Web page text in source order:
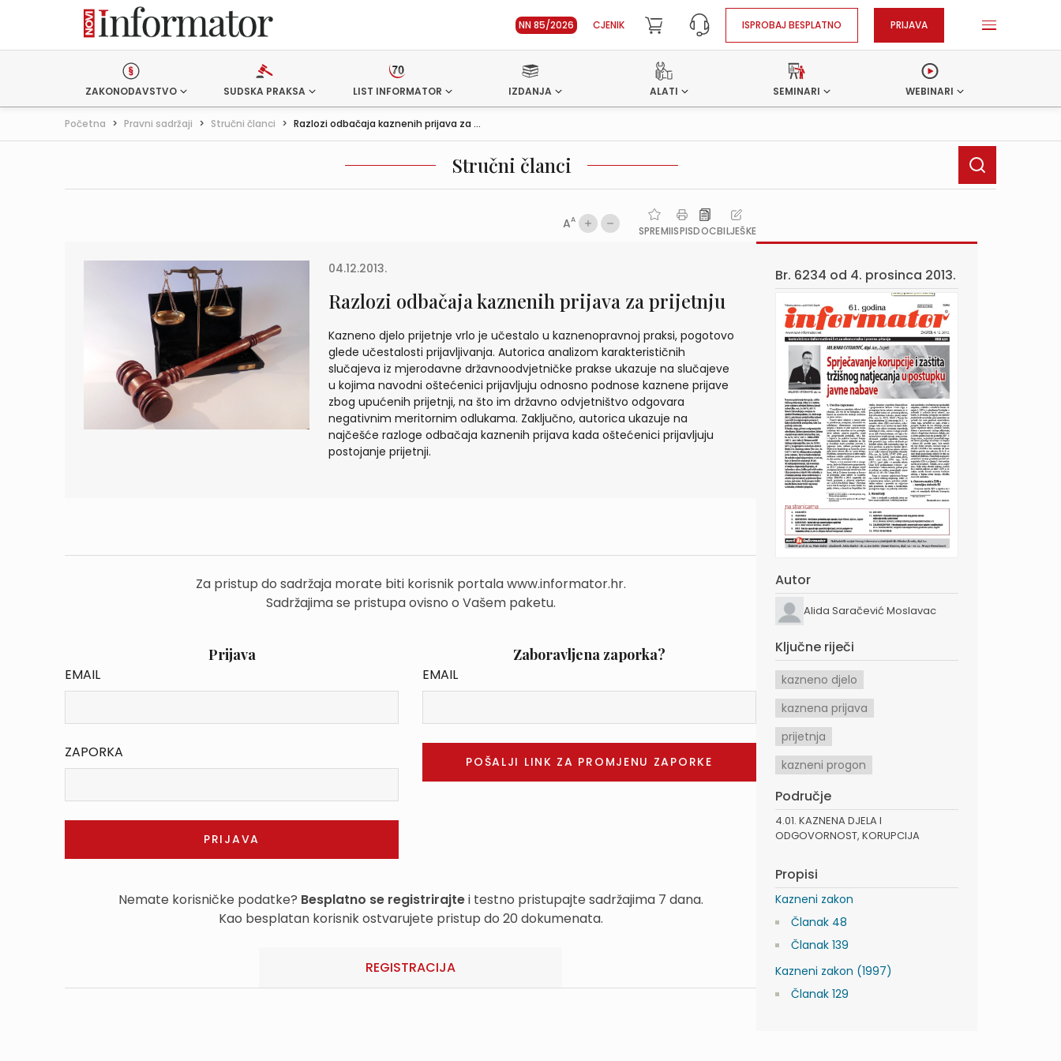
NN 85/2026 CJENIK ISPROBAJ BESPLATNO PRIJAVA
ZAKONODAVSTVO SUDSKA PRAKSA LIST INFORMATOR IZDANJA ALATI SEMINARI WEBINARI
Početna > Pravni sadržaji > Stručni članci > Razlozi odbačaja kaznenih prijava za ...
Stručni članci
AA
SPREMIISPISDOCBILJEŠKE
04.12.2013.
Razlozi odbačaja kaznenih prijava za prijetnju
Kazneno djelo prijetnje vrlo je učestalo u kaznenopravnoj praksi, pogotovo
glede učestalosti prijavljivanja. Autorica analizom karakterističnih
slučajeva iz mjerodavne državnoodvjetničke prakse ukazuje na slučajeve
u kojima navodni oštećenici prijavljuju odnosno podnose kaznene prijave
zbog upućenih prijetnji, na što im državno odvjetništvo odgovara
negativnim meritornim odlukama. Zaključno, autorica ukazuje na
najčešće razloge odbačaja kaznenih prijava kada oštećenici prijavljuju
postojanje prijetnji.
Za pristup do sadržaja morate biti korisnik portala www.informator.hr.
Sadržajima se pristupa ovisno o Vašem paketu.
Prijava
EMAIL
ZAPORKA
Zaboravljena zaporka?
EMAIL
Nemate korisničke podatke? Besplatno se registrirajtei testno pristupajte sadržajima 7 dana.
Kao besplatan korisnik ostvarujete pristup do 20 dokumenata.
REGISTRACIJA
Br. 6234 od 4. prosinca 2013.
Autor
Alida Saračević Moslavac
Ključne riječi
kazneno djelo
kaznena prijava
prijetnja
kazneni progon
Područje
4.01. KAZNENA DJELA I
ODGOVORNOST, KORUPCIJA
Propisi
Kazneni zakon
Članak 48
Članak 139
Kazneni zakon (1997)
Članak 129